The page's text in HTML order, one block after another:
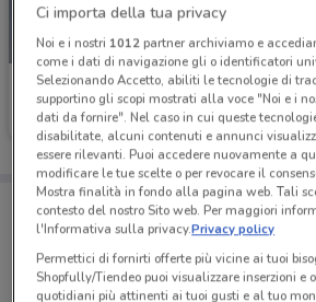
-3 GIORNI
Unieuro
Scade domenica 3.6 km
Porta DoveConviene sempre
Puoi trovare le migliori offerte
salvarle e creare la tua lista del
dal tuo cellulare.
Ci importa della tua privacy
Noi e i nostri 1012partner archiviamo e
come i dati di navigazione gli o identificatori
Selezionando Accetto, abiliti le tecnologie di
supportino gli scopi mostrati alla voce "Noi e i
dati da fornire". Nel caso in cui queste
disabilitate, alcuni contenuti e annunci
essere rilevanti. Puoi accedere nuovamente a
modificare le tue scelte o per revocare il
Mostra finalità in fondo alla pagina web. Tali
contesto del nostro Sito web. Per maggiori
l'Informativa sulla privacy.Privacy policy
Permettici di fornirti offerte più vicine ai tuoi
Shopfully/Tiendeo puoi visualizzare inserzioni e
quotidiani più attinenti ai tuoi gusti e al tuo